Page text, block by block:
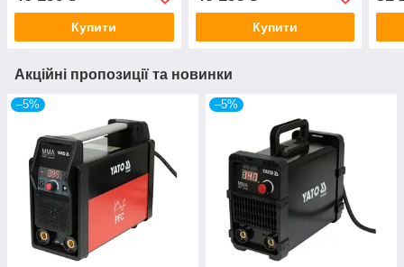
Купити Купити
Акційні пропозиції та новинки
–5% –5%